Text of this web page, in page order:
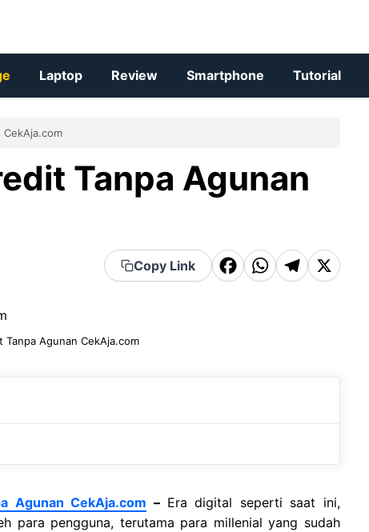
Laptop Review Smartphone Tutorial
CekAja.com
Tanpa Agunan
Copy Link
F
a
b
o
W
h
s
p
T
el
r
m
X
Tanpa Agunan CekAja.com
Agunan CekAja.com – Era digital seperti saat ini,
para pengguna, terutama para millenial yang sudah